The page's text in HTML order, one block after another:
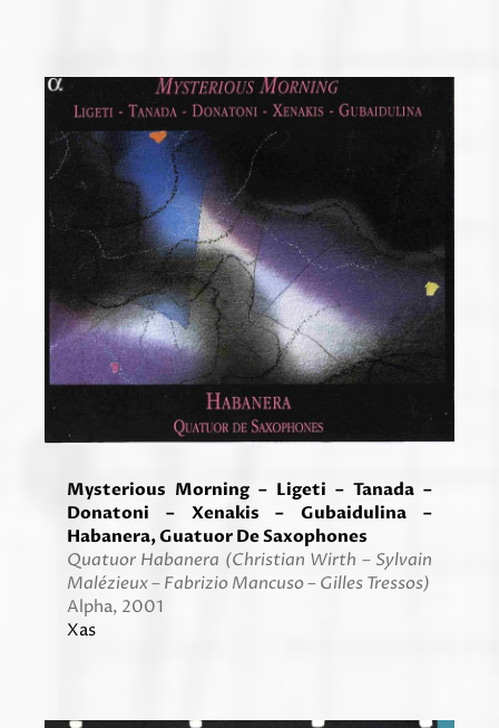
Mysterious Morning – Ligeti – Tanada –
Donatoni – Xenakis – Gubaidulina –
Habanera, Guatuor De Saxophones
Quatuor Habanera (Christian Wirth – Sylvain
Malézieux – Fabrizio Mancuso – Gilles Tressos)
Alpha, 2001
Xas